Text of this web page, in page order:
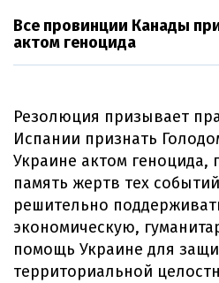
Все провинции Канады
актом геноцида
Резолюция призывает
Испании признать
Украине актом геноцида,
память жертв тех
решительно
экономическую,
помощь Украине для
территориальной